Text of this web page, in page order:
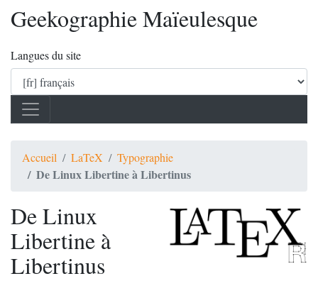
Geekographie Maïeulesque
Langues du site
Accueil LaTeX Typographie
De Linux Libertine à Libertinus
De Linux
Libertine à
Libertinus